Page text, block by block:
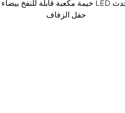
خيمة مكعبة قابلة للنفخ بيضاء LED لحدث
حفل الزفاف